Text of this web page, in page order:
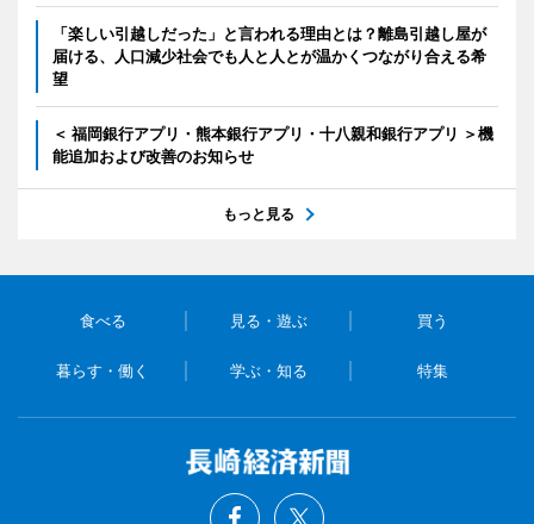
「楽しい引越しだった」と言われる理由とは？離島引越し屋が
届ける、人口減少社会でも人と人とが温かくつながり合える希
望
＜ 福岡銀行アプリ・熊本銀行アプリ・十八親和銀行アプリ ＞機
能追加および改善のお知らせ
もっと見る
食べる 見る・遊ぶ 買う
暮らす・働く 学ぶ・知る 特集